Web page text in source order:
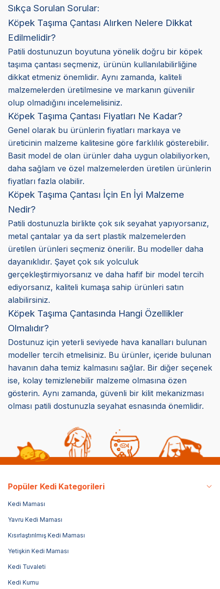
Sıkça Sorulan Sorular:
Köpek Taşıma Çantası Alırken Nelere Dikkat
Edilmelidir?
Patili dostunuzun boyutuna yönelik doğru bir köpek
taşıma çantası seçmeniz, ürünün kullanılabilirliğine
dikkat etmeniz önemlidir. Aynı zamanda, kaliteli
malzemelerden üretilmesine ve markanın güvenilir
olup olmadığını incelemelisiniz.
Köpek Taşıma Çantası Fiyatları Ne Kadar?
Genel olarak bu ürünlerin fiyatları markaya ve
üreticinin malzeme kalitesine göre farklılık gösterebilir.
Basit model de olan ürünler daha uygun olabiliyorken,
daha sağlam ve özel malzemelerden üretilen ürünlerin
fiyatları fazla olabilir.
Köpek Taşıma Çantası İçin En İyi Malzeme
Nedir?
Patili dostunuzla birlikte çok sık seyahat yapıyorsanız,
metal çantalar ya da sert plastik malzemelerden
üretilen ürünleri seçmeniz önerilir. Bu modeller daha
dayanıklıdır. Şayet çok sık yolculuk
gerçekleştirmiyorsanız ve daha hafif bir model tercih
ediyorsanız, kaliteli kumaşa sahip ürünleri satın
alabilirsiniz.
Köpek Taşıma Çantasında Hangi Özellikler
Olmalıdır?
Dostunuz için yeterli seviyede hava kanalları bulunan
modeller tercih etmelisiniz. Bu ürünler, içeride bulunan
havanın daha temiz kalmasını sağlar. Bir diğer seçenek
ise, kolay temizlenebilir malzeme olmasına özen
gösterin. Aynı zamanda, güvenli bir kilit mekanizması
olması patili dostunuzla seyahat esnasında önemlidir.
Popüler Kedi Kategorileri
Kedi Maması
Yavru Kedi Maması
Kısırlaştırılmış Kedi Maması
Yetişkin Kedi Maması
Kedi Tuvaleti
Kedi Kumu